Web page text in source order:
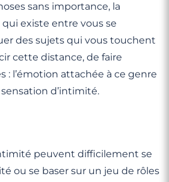
sans importance, la
existe entre vous se
des sujets qui vous touchent
cette distance, de faire
: l’émotion attachée à ce genre
d’intimité.
peuvent difficilement se
ou se baser sur un jeu de rôles